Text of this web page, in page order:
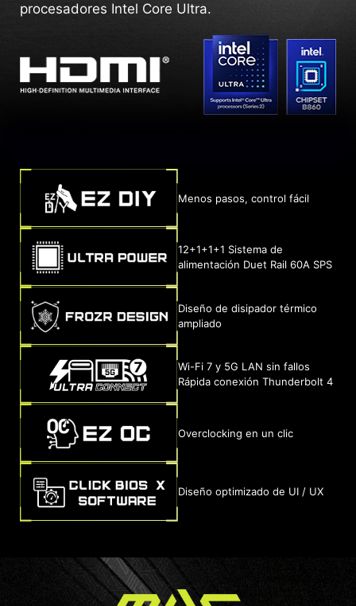
procesadores Intel Core Ultra.
Menos pasos, control fácil
12+1+1+1 Sistema de
alimentación Duet Rail 60A SPS
Diseño de disipador térmico
ampliado
Wi-Fi 7 y 5G LAN sin fallos
Rápida conexión Thunderbolt 4
Overclocking en un clic
Diseño optimizado de UI / UX